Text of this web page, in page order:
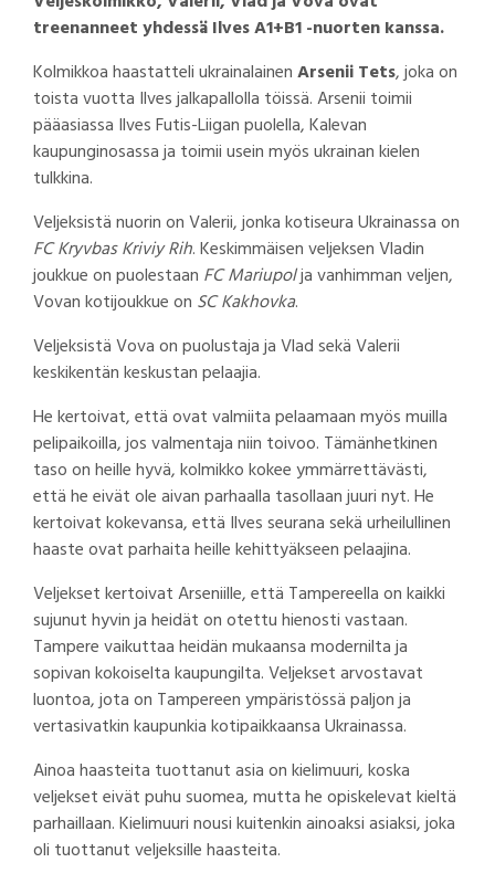
treenanneet yhdessä Ilves A1+B1 -nuorten kanssa.
Kolmikkoa haastatteli ukrainalainenArsenii Tets, joka on
toista vuotta Ilves jalkapallolla töissä. Arsenii toimii
pääasiassa Ilves Futis-Liigan puolella, Kalevan
kaupunginosassa ja toimii usein myös ukrainan kielen
tulkkina.
Veljeksistä nuorin on Valerii, jonka kotiseura Ukrainassa on
FC Kryvbas Kriviy Rih. Keskimmäisen veljeksen Vladin
joukkue on puolestaan FC Mariupolja vanhimman veljen,
Vovan kotijoukkue on SC Kakhovka.
Veljeksistä Vova on puolustaja ja Vlad sekä Valerii
keskikentän keskustan pelaajia.
He kertoivat, että ovat valmiita pelaamaan myös muilla
pelipaikoilla, jos valmentaja niin toivoo. Tämänhetkinen
taso on heille hyvä, kolmikko kokee ymmärrettävästi,
että he eivät ole aivan parhaalla tasollaan juuri nyt. He
kertoivat kokevansa, että Ilves seurana sekä urheilullinen
haaste ovat parhaita heille kehittyäkseen pelaajina.
Veljekset kertoivat Arseniille, että Tampereella on kaikki
sujunut hyvin ja heidät on otettu hienosti vastaan.
Tampere vaikuttaa heidän mukaansa modernilta ja
sopivan kokoiselta kaupungilta. Veljekset arvostavat
luontoa, jota on Tampereen ympäristössä paljon ja
vertasivatkin kaupunkia kotipaikkaansa Ukrainassa.
Ainoa haasteita tuottanut asia on kielimuuri, koska
veljekset eivät puhu suomea, mutta he opiskelevat kieltä
parhaillaan. Kielimuuri nousi kuitenkin ainoaksi asiaksi, joka
oli tuottanut veljeksille haasteita.